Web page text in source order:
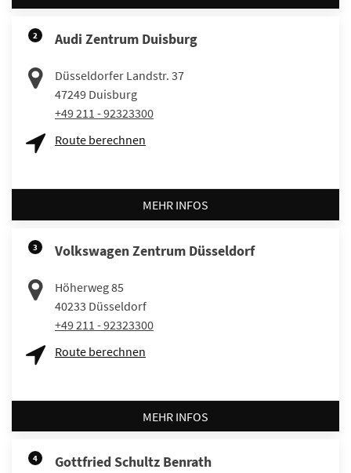
2 Audi Zentrum Duisburg
Düsseldorfer Landstr. 37
47249 Duisburg
+49 211 - 92323300
Route berechnen
MEHR INFOS
3 Volkswagen Zentrum Düsseldorf
Höherweg 85
40233 Düsseldorf
+49 211 - 92323300
Route berechnen
MEHR INFOS
4 Gottfried Schultz Benrath